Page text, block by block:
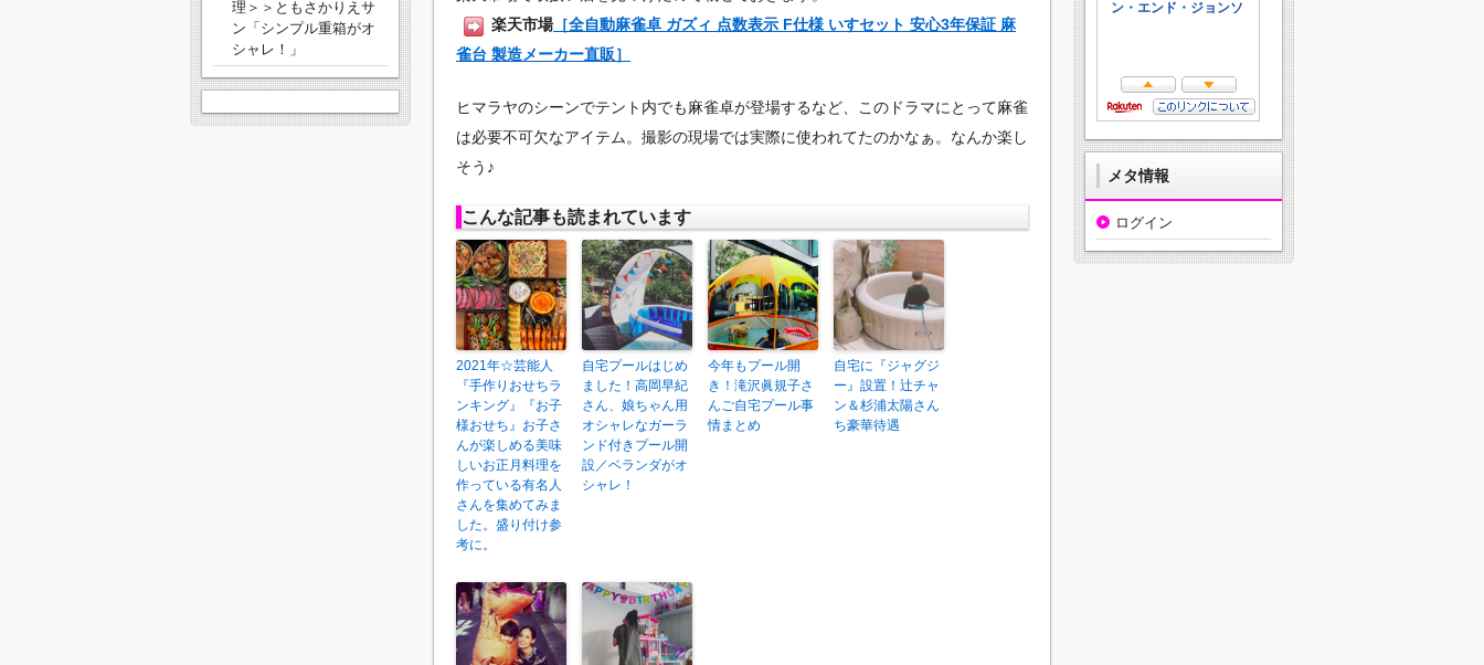
楽天市場［全自動麻雀卓 ガズィ 点数表示 F仕様 いすセット 安心3年保証 麻
雀台 製造メーカー直販］
ヒマラヤのシーンでテント内でも麻雀卓が登場するなど、このドラマにとって麻雀
は必要不可欠なアイテム。撮影の現場では実際に使われてたのかなぁ。なんか楽し
そう♪
こんな記事も読まれています
2021年☆芸能人
『手作りおせちラ
ンキング』『お子
様おせち』お子さ
んが楽しめる美味
しいお正月料理を
作っている有名人
さんを集めてみま
した。盛り付け参
考に。
自宅プールはじめ
ました！高岡早紀
さん、娘ちゃん用
オシャレなガーラ
ンド付きプール開
設／ベランダがオ
シャレ！
今年もプール開
き！滝沢眞規子さ
んご自宅プール事
情まとめ
自宅に『ジャグジ
ー』設置！辻チャ
ン＆杉浦太陽さん
ち豪華待遇
理＞＞ともさかりえサ
ン「シンプル重箱がオ
シャレ！」
メタ情報
ログイン